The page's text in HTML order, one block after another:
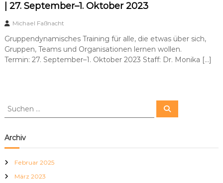
| 27. September–1. Oktober 2023
Michael Faßnacht
Gruppendynamisches Training für alle, die etwas über sich,
Gruppen, Teams und Organisationen lernen wollen.
Termin: 27. September–1. Oktober 2023 Staff: Dr. Monika […]
S
h
e
n
a
S
Archiv
Februar 2025
März 2023